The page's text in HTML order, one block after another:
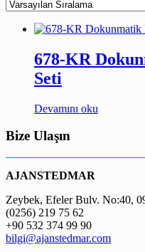
678-KR
Seti
Devamını oku
Bize Ulaşın
AJANSTEDMAR
Zeybek, Efeler Bulv. No:40,
(0256) 219 75 62
+90 532 374 99 90
bilgi@ajanstedmar.com